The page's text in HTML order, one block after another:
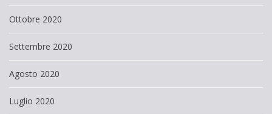
Ottobre 2020
Settembre 2020
Agosto 2020
Luglio 2020